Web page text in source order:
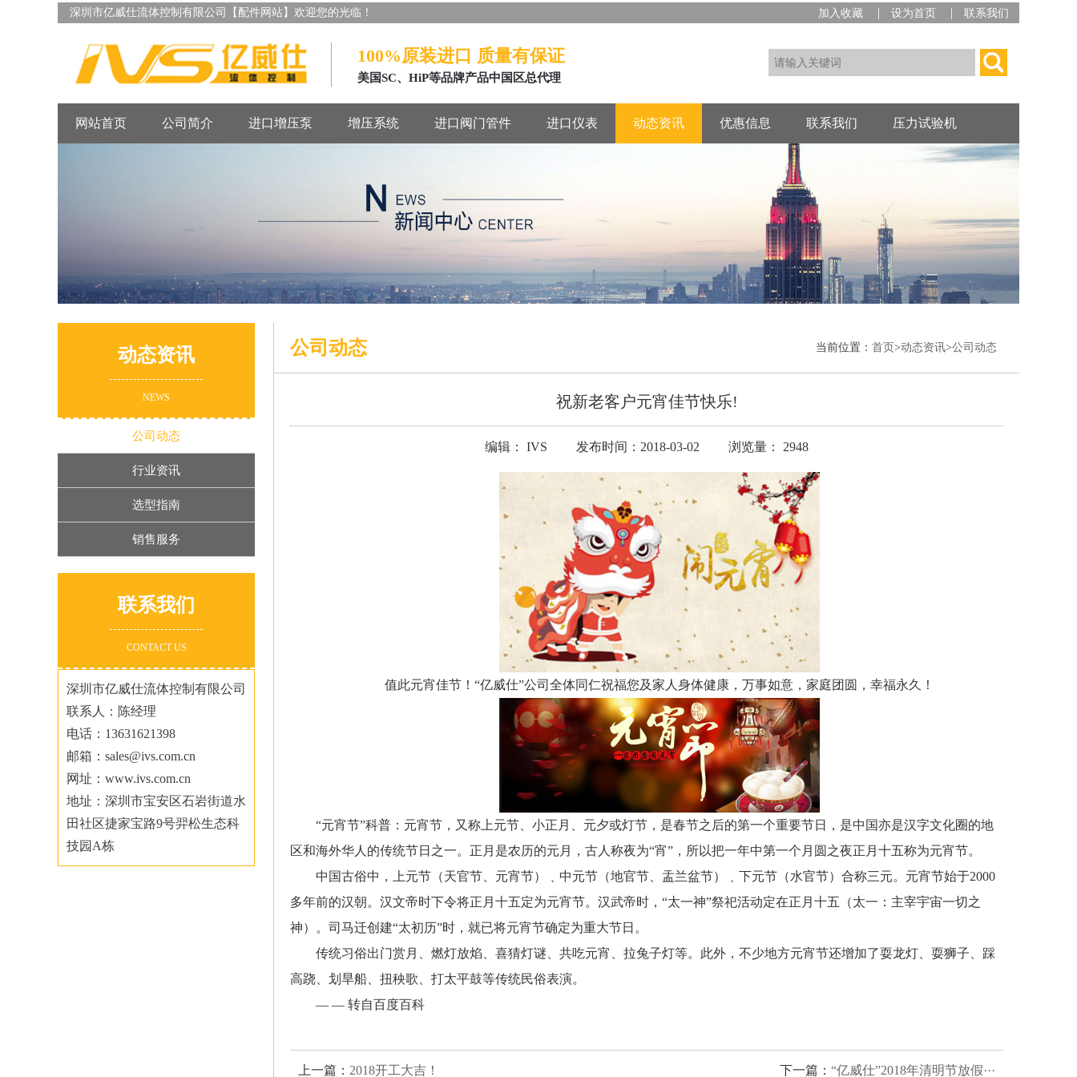
深圳市亿威仕流体控制有限公司【配件网站】欢迎您的光临！ 加入收藏 | 设为首页 | 联系我们
100%原装进口 质量有保证
美国SC、HiP等品牌产品中国区总代理
网站首页 公司简介 进口增压泵 增压系统 进口阀门管件 进口仪表 动态资讯 优惠信息 联系我们 压力试验机
动态资讯
NEWS
公司动态
行业资讯
选型指南
销售服务
联系我们
CONTACT US
深圳市亿威仕流体控制有限公司
联系人：陈经理
电话：13631621398
邮箱：sales@ivs.com.cn
网址：www.ivs.com.cn
地址：深圳市宝安区石岩街道水
田社区捷家宝路9号羿松生态科
技园A栋
公司动态 当前位置： 首页 >动态资讯>公司动态
祝新老客户元宵佳节快乐!
编辑： IVS 发布时间：2018-03-02 浏览量： 2948
值此元宵佳节！“亿威仕”公司全体同仁祝福您及家人身体健康，万事如意，家庭团圆，幸福永久！
“元宵节”科普：元宵节，又称上元节、小正月、元夕或灯节，是春节之后的第一个重要节日，是中国亦是汉字文化圈的地
区和海外华人的传统节日之一。正月是农历的元月，古人称夜为“宵”，所以把一年中第一个月圆之夜正月十五称为元宵节。
中国古俗中，上元节（天官节、元宵节）﹑中元节（地官节、盂兰盆节）﹑下元节（水官节）合称三元。元宵节始于2000
多年前的汉朝。汉文帝时下令将正月十五定为元宵节。汉武帝时，“太一神”祭祀活动定在正月十五（太一：主宰宇宙一切之
神）。司马迁创建“太初历”时，就已将元宵节确定为重大节日。
传统习俗出门赏月、燃灯放焰、喜猜灯谜、共吃元宵、拉兔子灯等。此外，不少地方元宵节还增加了耍龙灯、耍狮子、踩
高跷、划旱船、扭秧歌、打太平鼓等传统民俗表演。
— — 转自百度百科
上一篇： 2018开工大吉！ 下一篇： “亿威仕”2018年清明节放假···